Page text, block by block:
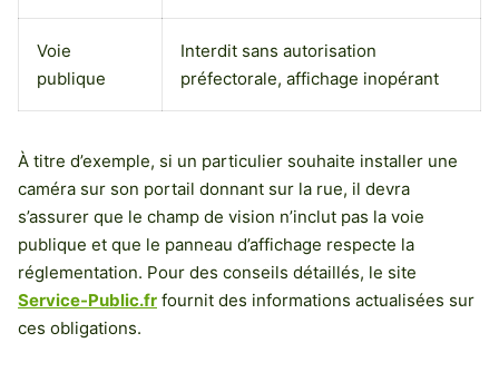
Voie
publique
Interdit sans autorisation
préfectorale, affichage inopérant
À titre d’exemple, si un particulier souhaite installer une
caméra sur son portail donnant sur la rue, il devra
s’assurer que le champ de vision n’inclut pas la voie
publique et que le panneau d’affichage respecte la
réglementation. Pour des conseils détaillés, le site
Service-Public.fr fournit des informations actualisées sur
ces obligations.